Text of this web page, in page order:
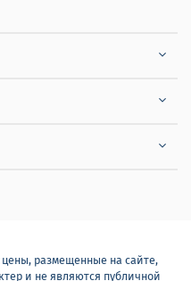
размещенные на сайте,
и не являются публичной